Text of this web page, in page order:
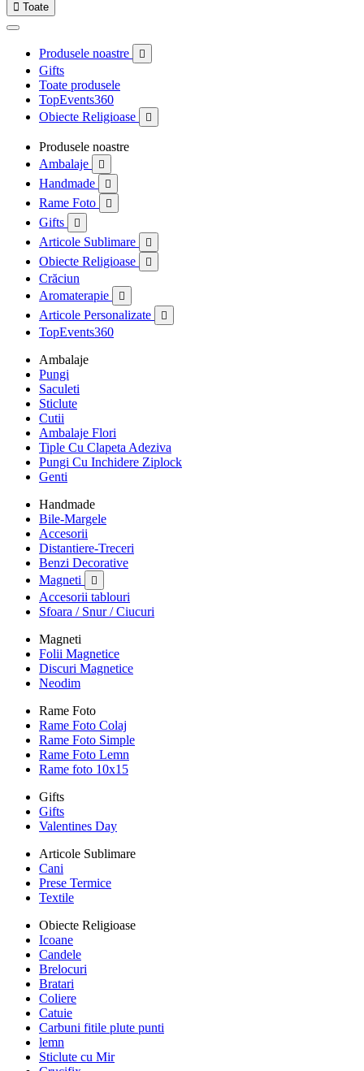
 Toate
Produsele noastre 
Gifts
Toate produsele
TopEvents360
Obiecte Religioase

Produsele noastre
Ambalaje

Handmade 
Rame Foto 
Gifts 
Articole Sublimare 
Obiecte Religioase 
Crăciun
Aromaterapie

Articole Personalizate 
TopEvents360
Ambalaje
Pungi
Saculeti
Sticlute
Cutii
Ambalaje Flori
Tiple Cu Clapeta Adeziva
Pungi Cu Inchidere Ziplock
Genti
Handmade
Bile-Margele
Accesorii
Distantiere-Treceri
Benzi Decorative
Magneti

Accesorii tablouri
Sfoara / Snur / Ciucuri
Magneti
Folii Magnetice
Discuri Magnetice
Neodim
Rame Foto
Rame Foto Colaj
Rame Foto Simple
Rame Foto Lemn
Rame foto 10x15
Gifts
Gifts
Valentines Day
Articole Sublimare
Cani
Prese Termice
Textile
Obiecte Religioase
Icoane
Candele
Brelocuri
Bratari
Coliere
Catuie
Carbuni fitile plute punti
lemn
Sticlute cu Mir